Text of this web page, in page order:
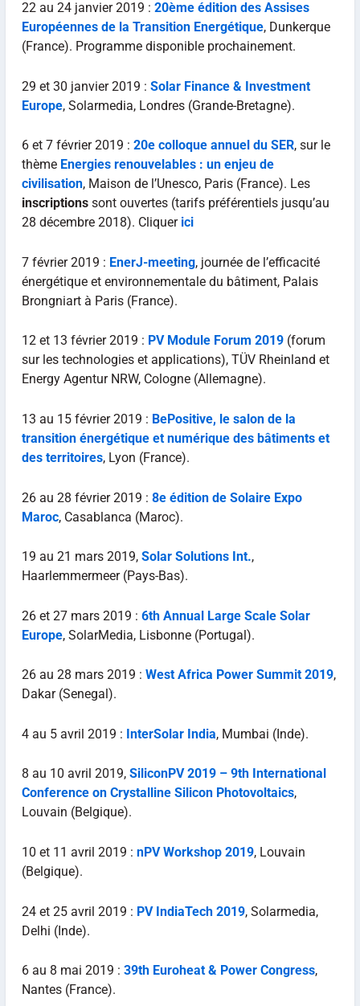
22 au 24 janvier 2019 : 20ème édition des Assises
Européennes de la Transition Energétique, Dunkerque
(France). Programme disponible prochainement.
29 et 30 janvier 2019 : Solar Finance & Investment
Europe, Solarmedia, Londres (Grande-Bretagne).
6 et 7 février 2019 : 20e colloque annuel du SER, sur le
thème Energies renouvelables : un enjeu de
civilisation, Maison de l’Unesco, Paris (France). Les
inscriptionssont ouvertes (tarifs préférentiels jusqu’au
28 décembre 2018). Cliquer ici
7 février 2019 : EnerJ-meeting, journée de l’efficacité
énergétique et environnementale du bâtiment, Palais
Brongniart à Paris (France).
12 et 13 février 2019 : PV Module Forum 2019(forum
sur les technologies et applications), TÜV Rheinland et
Energy Agentur NRW, Cologne (Allemagne).
13 au 15 février 2019 : BePositive, le salon de la
transition énergétique et numérique des bâtiments et
des territoires, Lyon (France).
26 au 28 février 2019 : 8e édition de Solaire Expo
Maroc, Casablanca (Maroc).
19 au 21 mars 2019, Solar Solutions Int.,
Haarlemmermeer (Pays-Bas).
26 et 27 mars 2019 : 6th Annual Large Scale Solar
Europe, SolarMedia, Lisbonne (Portugal).
26 au 28 mars 2019 : West Africa Power Summit 2019,
Dakar (Senegal).
4 au 5 avril 2019 : InterSolar India, Mumbai (Inde).
8 au 10 avril 2019, SiliconPV 2019 – 9th International
Conference on Crystalline Silicon Photovoltaics,
Louvain (Belgique).
10 et 11 avril 2019 : nPV Workshop 2019, Louvain
(Belgique).
24 et 25 avril 2019 : PV IndiaTech 2019, Solarmedia,
Delhi (Inde).
6 au 8 mai 2019 : 39th Euroheat & Power Congress,
Nantes (France).